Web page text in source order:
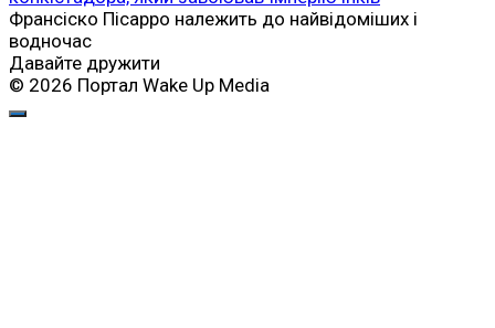
Франсіско Пісарро належить до найвідоміших і
водночас
Давайте дружити
© 2026 Портал Wake Up Media